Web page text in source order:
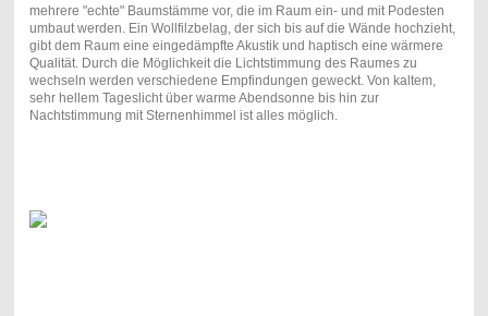
mehrere "echte" Baumstämme vor, die im Raum ein- und mit Podesten
umbaut werden. Ein Wollfilzbelag, der sich bis auf die Wände hochzieht,
gibt dem Raum eine eingedämpfte Akustik und haptisch eine wärmere
Qualität. Durch die Möglichkeit die Lichtstimmung des Raumes zu
wechseln werden verschiedene Empfindungen geweckt. Von kaltem,
sehr hellem Tageslicht über warme Abendsonne bis hin zur
Nachtstimmung mit Sternenhimmel ist alles möglich.